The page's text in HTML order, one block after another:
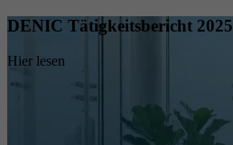
DENIC Tätigkeitsbericht 2025
Hier lesen